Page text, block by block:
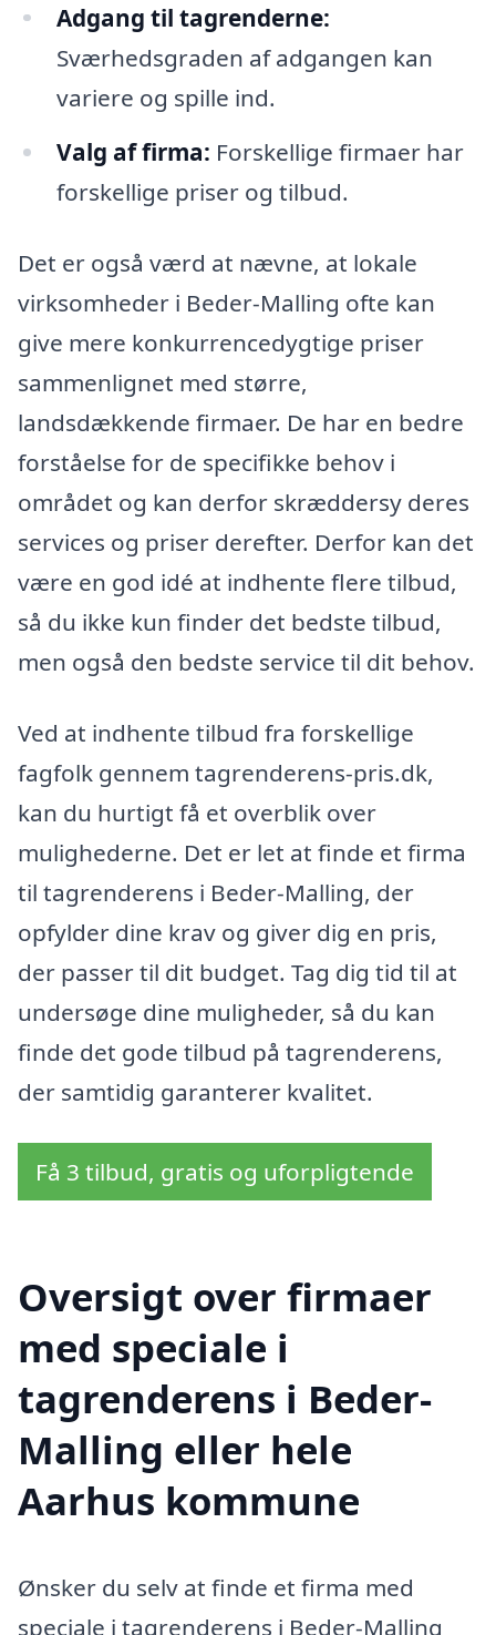
Adgang til tagrenderne:
Sværhedsgraden af adgangen kan
variere og spille ind.
Valg af firma: Forskellige firmaer har
forskellige priser og tilbud.
Det er også værd at nævne, at lokale
virksomheder i Beder-Malling ofte kan
give mere konkurrencedygtige priser
sammenlignet med større,
landsdækkende firmaer. De har en bedre
forståelse for de specifikke behov i
området og kan derfor skræddersy deres
services og priser derefter. Derfor kan det
være en god idé at indhente flere tilbud,
så du ikke kun finder det bedste tilbud,
men også den bedste service til dit behov.
Ved at indhente tilbud fra forskellige
fagfolk gennem tagrenderens-pris.dk,
kan du hurtigt få et overblik over
mulighederne. Det er let at finde et firma
til tagrenderens i Beder-Malling, der
opfylder dine krav og giver dig en pris,
der passer til dit budget. Tag dig tid til at
undersøge dine muligheder, så du kan
finde det gode tilbud på tagrenderens,
der samtidig garanterer kvalitet.
Få 3 tilbud, gratis og uforpligtende
Oversigt over firmaer
med speciale i
tagrenderens i Beder-
Malling eller hele
Aarhus kommune
Ønsker du selv at finde et firma med
speciale i tagrenderens i Beder-Malling